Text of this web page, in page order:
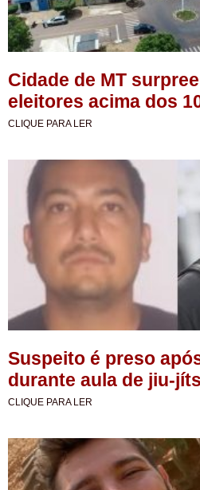
Cidade de MT
eleitores acima dos
CLIQUE PARA LER
Suspeito é preso
durante aula de jiu-
CLIQUE PARA LER